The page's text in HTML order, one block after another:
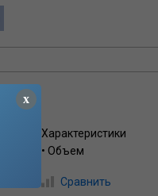
Характеристики
• Объем
Сравнить
x